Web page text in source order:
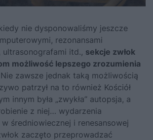
nie dysponowaliśmy jeszcze
rezonansami
ultrasonografami itd., sekcje zwłok
możliwość lepszego zrozumienia
zawsze jednak taką możliwością
patrzył na to również Kościół
innym była „zwykła” autopsja, a
z niej… wydarzenia
średniowiecznej i renesansowej
zaczęto przeprowadzać